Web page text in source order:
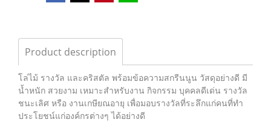
Product description
โล่ไม้ รางวัล และคริสตัล พร้อมข้อความสกรีนนูน วัสดุอย่างดี มี
น้ำหนัก สวยงาม เหมาะสำหรับงาน กิจกรรม บุคคลดีเด่น รางวัล
ชนะเลิศ หรือ งานเกษียณอายุ เพื่อมอบรางวัลที่ระลึกแก่คนที่ทำ
ประโยชน์แก่องค์กรต่างๆ ได้อย่างดี